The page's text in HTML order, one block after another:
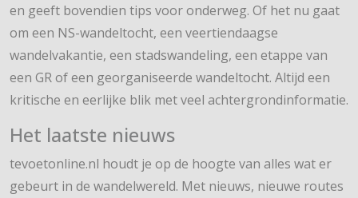
en geeft bovendien tips voor onderweg. Of het nu gaat
om een NS-wandeltocht, een veertiendaagse
wandelvakantie, een stadswandeling, een etappe van
een GR of een georganiseerde wandeltocht. Altijd een
kritische en eerlijke blik met veel achtergrondinformatie.
Het laatste nieuws
tevoetonline.nl houdt je op de hoogte van alles wat er
gebeurt in de wandelwereld. Met nieuws, nieuwe routes